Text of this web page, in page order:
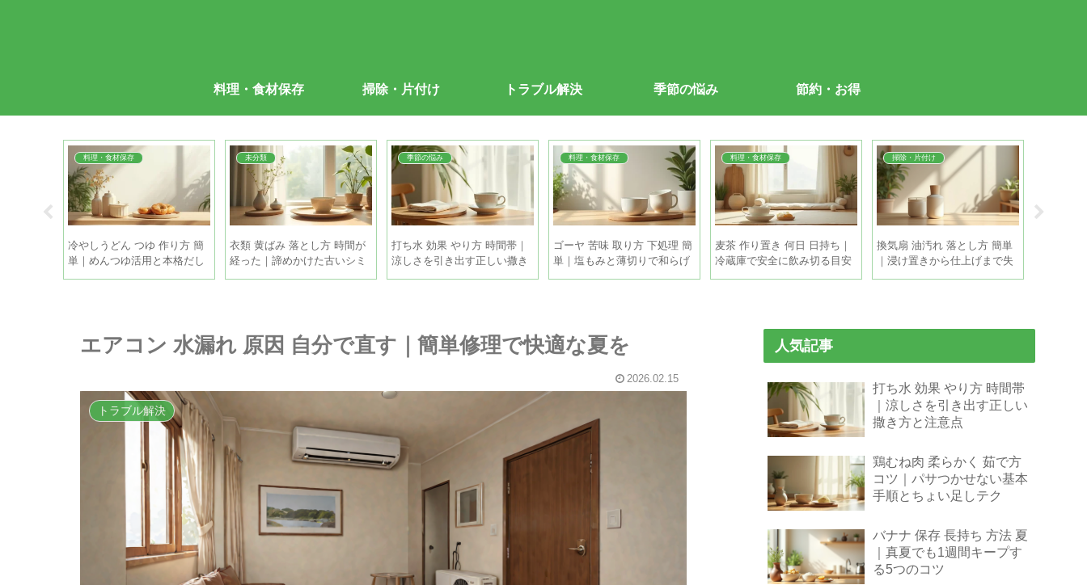
料理・食材保存 掃除・片付け トラブル解決 季節の悩み 節約・お得
料理・食材保存
冷やしうどん つゆ 作り方 簡
単｜めんつゆ活用と本格だし
を5分で
未分類
衣類 黄ばみ 落とし方 時間が
経った｜諦めかけた古いシミ
も家庭で復活させる方法
季節の悩み
打ち水 効果 やり方 時間帯｜
涼しさを引き出す正しい撒き
方と注意点
料理・食材保存
ゴーヤ 苦味 取り方 下処理 簡
単｜塩もみと薄切りで和らげ
る手順
料理・食材保存
麦茶 作り置き 何日 日持ち｜
冷蔵庫で安全に飲み切る目安
と保存のコツ
掃除・片付け
換気扇 油汚れ 落とし方 簡単
｜浸け置きから仕上げまで失
敗しない時短掃除
エアコン 水漏れ 原因 自分で直す｜簡単修理で快適な夏を
2026.02.15
トラブル解決
人気記事
打ち水 効果 やり方 時間帯
｜涼しさを引き出す正しい
撒き方と注意点
鶏むね肉 柔らかく 茹で方
コツ｜パサつかせない基本
手順とちょい足しテク
バナナ 保存 長持ち 方法 夏
｜真夏でも1週間キープす
る5つのコツ